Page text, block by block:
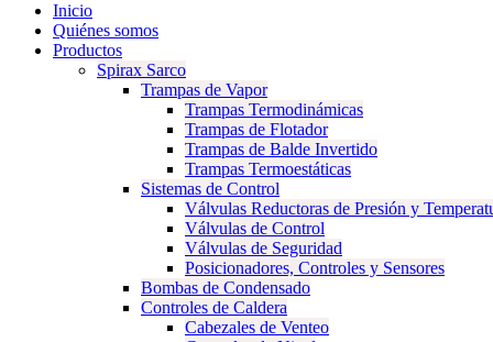
Inicio
Quiénes somos
Productos
Spirax Sarco
Trampas de Vapor
Trampas Termodinámicas
Trampas de Flotador
Trampas de Balde Invertido
Trampas Termoestáticas
Sistemas de Control
Válvulas Reductoras de Presión y
Válvulas de Control
Válvulas de Seguridad
Posicionadores, Controles y Sensores
Bombas de Condensado
Controles de Caldera
Cabezales de Venteo